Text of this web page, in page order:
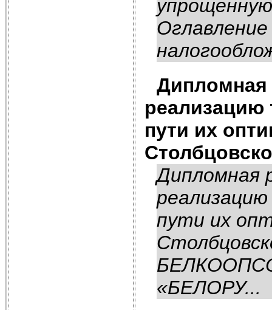
Дипломная
реализацию
пути их
Дипломная
пути их
«БЕЛОРУ...